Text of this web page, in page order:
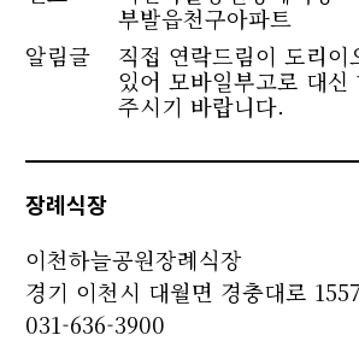
부발읍천구아파트
알림글
직접 연락드림이 도리이
있어 모바일부고로 대신
주시기 바랍니다.
장례식장
이천하늘공원장례식장
경기 이천시 대월면 경충대로 1557
031-636-3900